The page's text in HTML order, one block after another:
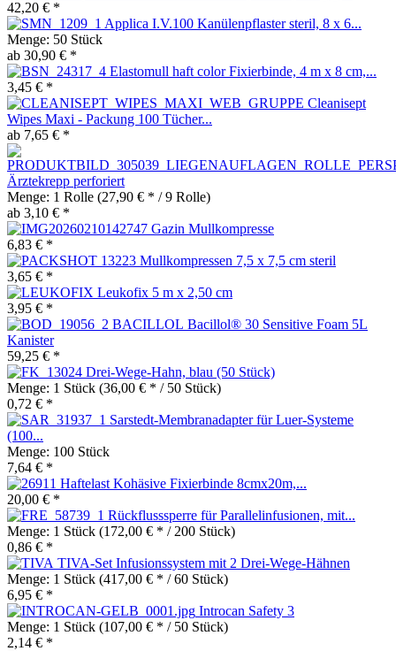
42,20 € *
Applica I.V.100 Kanülenpflaster steril, 8 x 6...
Menge: 50 Stück
ab 30,90 € *
Elastomull haft color Fixierbinde, 4 m x 8 cm,...
3,45 € *
Cleanisept
Wipes Maxi - Packung 100 Tücher...
ab 7,65 € *
Ärztekrepp perforiert
Menge: 1 Rolle (27,90 € * / 9 Rolle)
ab 3,10 € *
Gazin Mullkompresse
6,83 € *
Mullkompressen 7,5 x 7,5 cm steril
3,65 € *
Leukofix 5 m x 2,50 cm
3,95 € *
Bacillol® 30 Sensitive Foam 5L
Kanister
59,25 € *
Drei-Wege-Hahn, blau (50 Stück)
Menge: 1 Stück (36,00 € * / 50 Stück)
0,72 € *
Sarstedt-Membranadapter für Luer-Systeme
(100...
Menge: 100 Stück
7,64 € *
Haftelast Kohäsive Fixierbinde 8cmx20m,...
20,00 € *
Rückflusssperre für Parallelinfusionen, mit...
Menge: 1 Stück (172,00 € * / 200 Stück)
0,86 € *
TIVA-Set Infusionssystem mit 2 Drei-Wege-Hähnen
Menge: 1 Stück (417,00 € * / 60 Stück)
6,95 € *
Introcan Safety 3
Menge: 1 Stück (107,00 € * / 50 Stück)
2,14 € *